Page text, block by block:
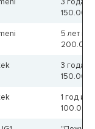
3 года
5 лет или
3 года
1 год или